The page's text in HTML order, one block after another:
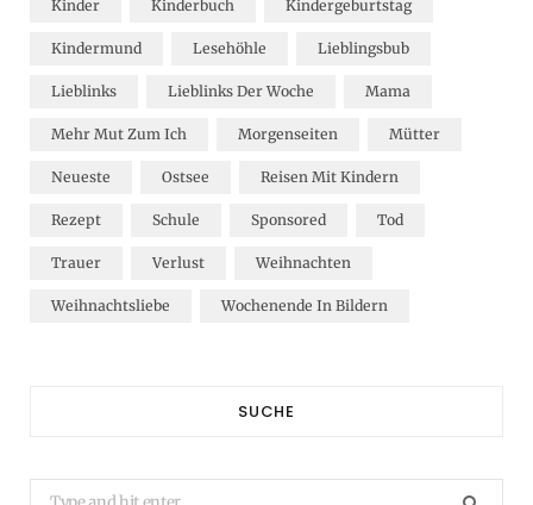
Kinder Kinderbuch Kindergeburtstag
Kindermund Lesehöhle Lieblingsbub
Lieblinks Lieblinks Der Woche Mama
Mehr Mut Zum Ich Morgenseiten Mütter
Neueste Ostsee Reisen Mit Kindern
Rezept Schule Sponsored Tod
Trauer Verlust Weihnachten
Weihnachtsliebe Wochenende In Bildern
SUCHE
Search